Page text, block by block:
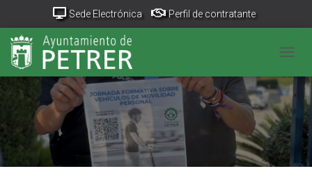
Sede Electrónica Perfil de contratante
Portal Transparencia
Canal de denuncias